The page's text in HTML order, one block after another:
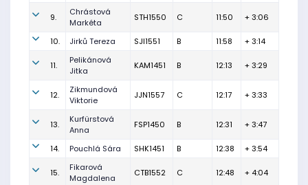
9.
Chrástová
Markéta
STH1550 C 11:50 + 3:06
10. Jirků Tereza SJI1551 B 11:58 + 3:14
11.
Pelikánová
Jitka
KAM1451 B 12:13 + 3:29
12.
Zikmundová
Viktorie
JJN1557 C 12:17 + 3:33
13.
Kurfürstová
Anna
FSP1450 B 12:31 + 3:47
14. Pouchlá Sára SHK1451 B 12:38 + 3:54
15.
Fikarová
Magdalena
CTB1552 C 12:48 + 4:04